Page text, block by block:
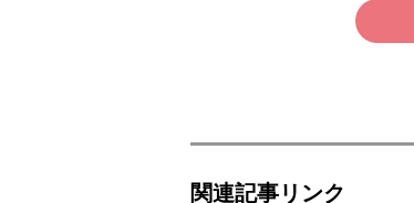
関連記事リンク